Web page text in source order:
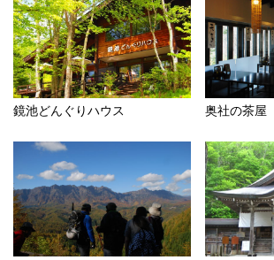
鏡池どんぐりハウス 奥社の茶屋